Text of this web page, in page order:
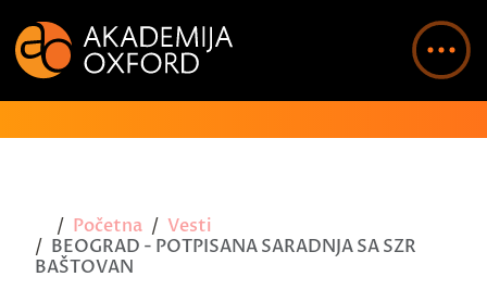
Početna
Vesti
BEOGRAD - POTPISANA SARADNJA SA SZR
BAŠTOVAN